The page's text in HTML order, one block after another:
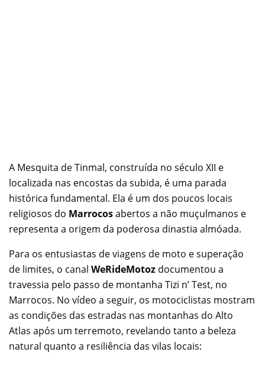
A Mesquita de Tinmal, construída no século XII e
localizada nas encostas da subida, é uma parada
histórica fundamental. Ela é um dos poucos locais
religiosos do Marrocosabertos a não muçulmanos e
representa a origem da poderosa dinastia almóada.
Para os entusiastas de viagens de moto e superação
de limites, o canal WeRideMotoz documentou a
travessia pelo passo de montanha Tizi n’ Test, no
Marrocos. No vídeo a seguir, os motociclistas mostram
as condições das estradas nas montanhas do Alto
Atlas após um terremoto, revelando tanto a beleza
natural quanto a resiliência das vilas locais: